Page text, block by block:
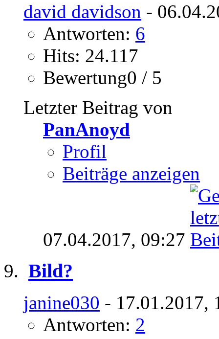
david davidson -
Antworten: 6
Hits: 24.117
Bewertung0 / 5
Letzter Beitrag von
PanAnoyd
Profil
Beiträge anzeigen
07.04.2017, 09:27
Bild?
janine030 - 17.01.2017,
Antworten: 2